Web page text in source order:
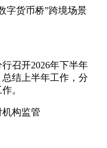
字货币桥”跨境场景
召开2026年下半年
结上半年工作，分
。
构监管